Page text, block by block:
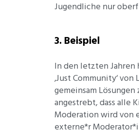
Jugendliche nur
3. Beispiel
In den letzten
‚Just Community‘
gemeinsam
angestrebt, dass alle
Moderation wird von
externe*r